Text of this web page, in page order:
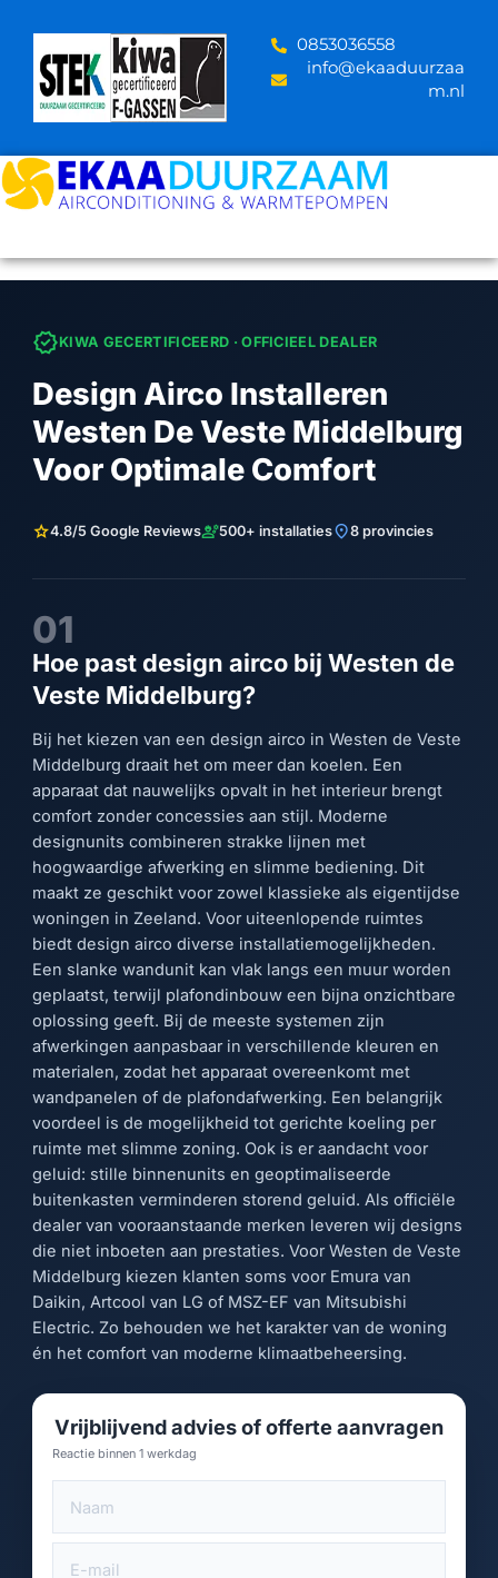
content
‪0853036558
info@ekaaduurzaa
m.nl
verifiedKIWA GECERTIFICEERD · OFFICIEEL DEALER
Design Airco Installeren
Westen De Veste Middelburg
Voor Optimale Comfort
star4.8/5 Google Reviewsengineering500+ installatieslocation_on8 provincies
01
Hoe past design airco bij Westen de
Veste Middelburg?
Bij het kiezen van een design airco in Westen de Veste
Middelburg draait het om meer dan koelen. Een
apparaat dat nauwelijks opvalt in het interieur brengt
comfort zonder concessies aan stijl. Moderne
designunits combineren strakke lijnen met
hoogwaardige afwerking en slimme bediening. Dit
maakt ze geschikt voor zowel klassieke als eigentijdse
woningen in Zeeland. Voor uiteenlopende ruimtes
biedt design airco diverse installatiemogelijkheden.
Een slanke wandunit kan vlak langs een muur worden
geplaatst, terwijl plafondinbouw een bijna onzichtbare
oplossing geeft. Bij de meeste systemen zijn
afwerkingen aanpasbaar in verschillende kleuren en
materialen, zodat het apparaat overeenkomt met
wandpanelen of de plafondafwerking. Een belangrijk
voordeel is de mogelijkheid tot gerichte koeling per
ruimte met slimme zoning. Ook is er aandacht voor
geluid: stille binnenunits en geoptimaliseerde
buitenkasten verminderen storend geluid. Als officiële
dealer van vooraanstaande merken leveren wij designs
die niet inboeten aan prestaties. Voor Westen de Veste
Middelburg kiezen klanten soms voor Emura van
Daikin, Artcool van LG of MSZ-EF van Mitsubishi
Electric. Zo behouden we het karakter van de woning
én het comfort van moderne klimaatbeheersing.
Vrijblijvend advies of offerte aanvragen
Reactie binnen 1 werkdag